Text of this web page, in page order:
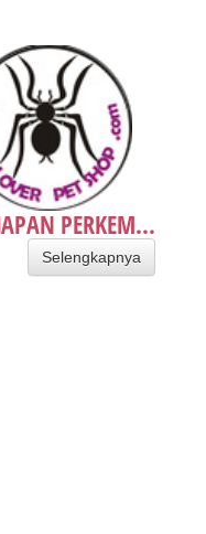
PERKEM...
Selengkapnya